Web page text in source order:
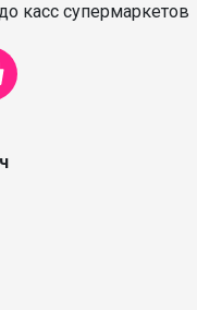
касс супермаркетов